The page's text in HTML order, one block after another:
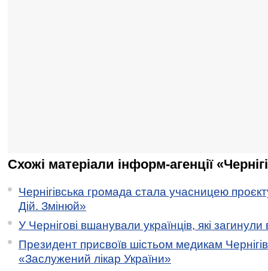
Схожі матеріали інформ-агенції
Чернігівська громада стала учасницею
Дій. Змінюй»
У Чернігові вшанували українців, які загинули
Президент присвоїв шістьом медикам
«Заслужений лікар України»